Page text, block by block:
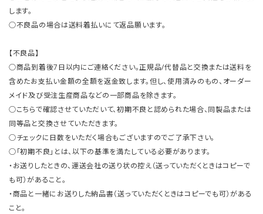
します。
○不良品の場合は送料着払いにて返品願います。
【不良品】
○商品到着後7日以内にご連絡ください。正規品/代替品と交換または送料を
含めたお支払い金額の全額を返金致します。但し、使用済みのもの、オーダー
メイド及び受注生産商品などの一部商品を除きます。
○こちらで確認させていただいて、初期不良と認められた場合、同製品または
同等品と交換させていただきます。
○チェックに日数をいただく場合もございますのでご了承下さい。
○「初期不良」とは、以下の基準を満たしている必要があります。
・お送りしたときの、運送会社の送り状の控え（送っていただくときはコピーで
も可）があること。
・商品と一緒にお送りした納品書（送っていただくときはコピーでも可）がある
こと。